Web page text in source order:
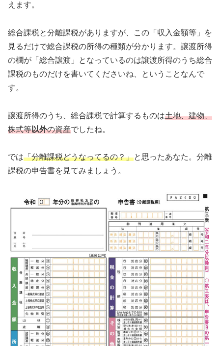
えます。
総合課税と分離課税がありますが、この「収入金額等」を
見るだけで総合課税の所得の種類が分かります。譲渡所得
の欄が「総合譲渡」となっているのは譲渡所得のうち総合
課税のものだけを書いてくださいね、ということなんで
す。
譲渡所得のうち、総合課税で計算するものは土地、建物、
株式等以外の資産でしたね。
では「分離課税どうなってるの？」と思ったあなた。分離
課税の申告書を見てみましょう。